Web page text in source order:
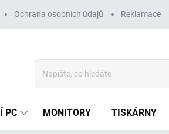
Ochrana osobních údajů Reklamace
PC MONITORY TISKÁRNY